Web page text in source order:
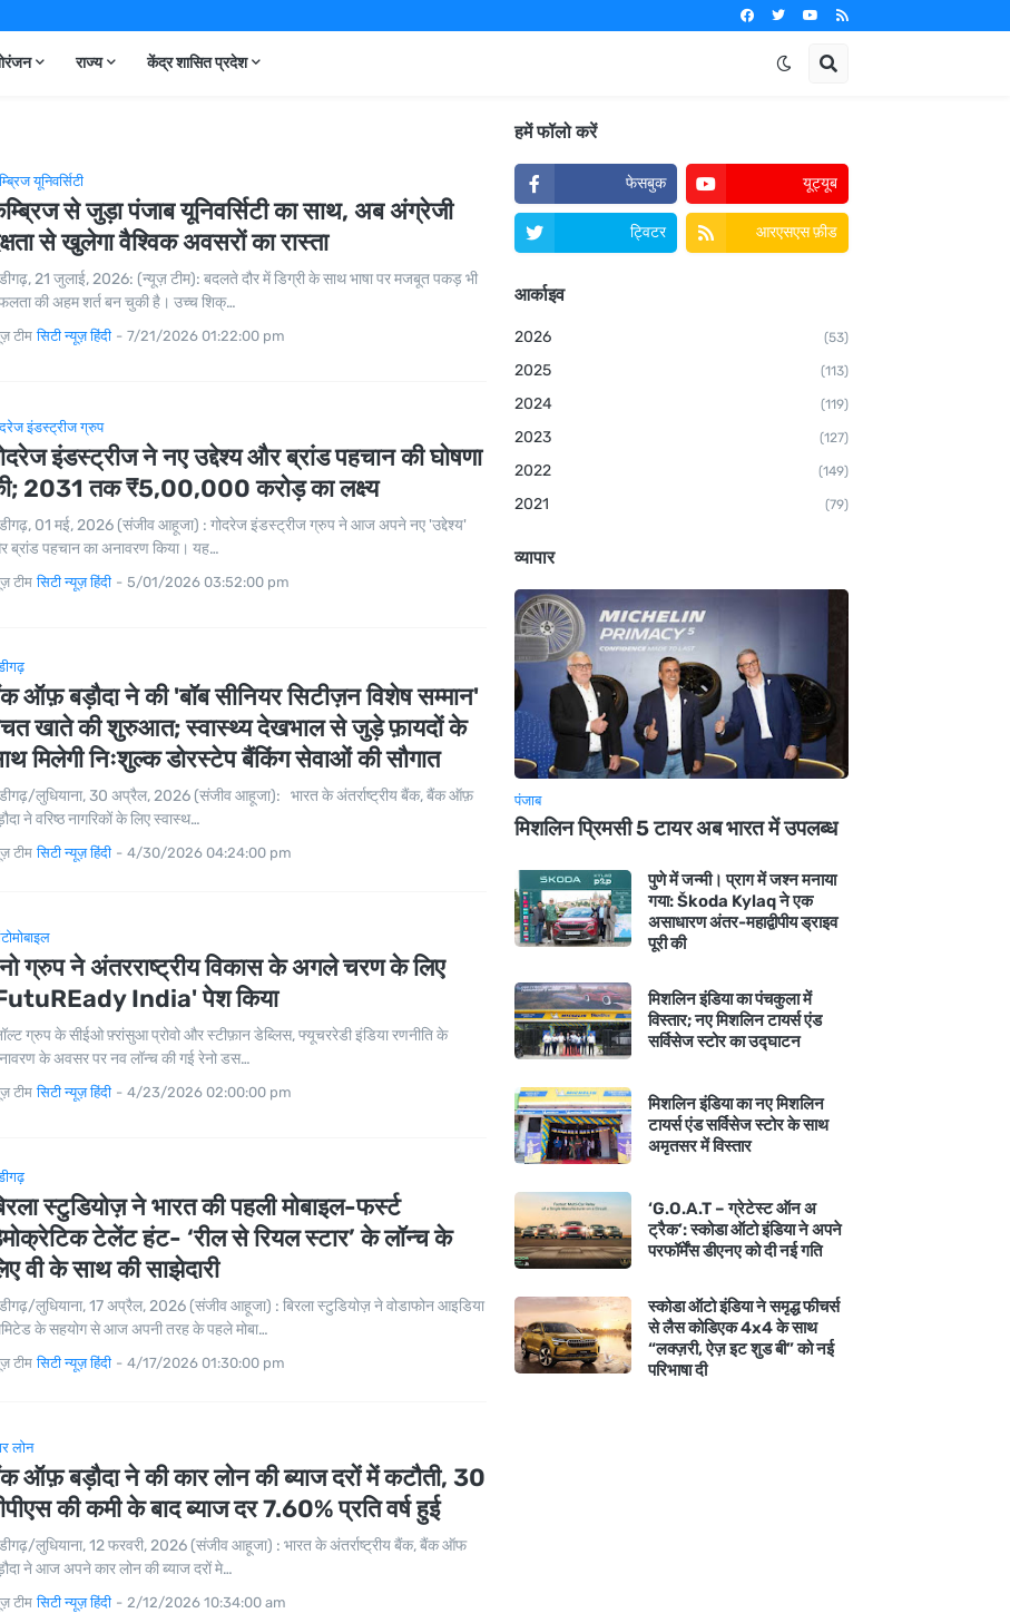
राज्य केंद्र शासित प्रदेश
यूनिवर्सिटी
से जुड़ा पंजाब यूनिवर्सिटी का साथ, अब अंग्रेजी
से खुलेगा वैश्विक अवसरों का रास्ता
21 जुलाई, 2026: (न्यूज़ टीम): बदलते दौर में डिग्री के साथ भाषा पर मजबूत पकड़ भी
की अहम शर्त बन चुकी है। उच्च शिक्…
टीम सिटी न्यूज़ हिंदी - 7/21/2026 01:22:00 pm
इंडस्ट्रीज ग्रुप
इंडस्ट्रीज ने नए उद्देश्य और ब्रांड पहचान की घोषणा
2031 तक ₹5,00,000 करोड़ का लक्ष्य
01 मई, 2026 (संजीव आहूजा) : गोदरेज इंडस्ट्रीज ग्रुप ने आज अपने नए 'उद्देश्य'
ब्रांड पहचान का अनावरण किया। यह…
टीम सिटी न्यूज़ हिंदी - 5/01/2026 03:52:00 pm
ऑफ़ बड़ौदा ने की 'बॉब सीनियर सिटीज़न विशेष सम्मान'
खाते की शुरुआत; स्वास्थ्य देखभाल से जुड़े फ़ायदों के
मिलेगी निःशुल्क डोरस्टेप बैंकिंग सेवाओं की सौगात
लुधियाना, 30 अप्रैल, 2026 (संजीव आहूजा): भारत के अंतर्राष्ट्रीय बैंक, बैंक ऑफ़
ने वरिष्ठ नागरिकों के लिए स्वास्थ…
टीम सिटी न्यूज़ हिंदी - 4/30/2026 04:24:00 pm
ग्रुप ने अंतरराष्ट्रीय विकास के अगले चरण के लिए
India' पेश किया
ग्रुप के सीईओ फ़्रांसुआ प्रोवो और स्टीफ़ान डेब्लिस, फ्यूचररेडी इंडिया रणनीति के
के अवसर पर नव लॉन्च की गई रेनो डस…
टीम सिटी न्यूज़ हिंदी - 4/23/2026 02:00:00 pm
स्टुडियोज़ ने भारत की पहली मोबाइल-फर्स्ट
टेलेंट हंट- ‘रील से रियल स्टार’ के लॉन्च के
वी के साथ की साझेदारी
लुधियाना, 17 अप्रैल, 2026 (संजीव आहूजा) : बिरला स्टुडियोज़ ने वोडाफोन आइडिया
के सहयोग से आज अपनी तरह के पहले मोबा…
टीम सिटी न्यूज़ हिंदी - 4/17/2026 01:30:00 pm
लोन
ऑफ़ बड़ौदा ने की कार लोन की ब्याज दरों में कटौती, 30
की कमी के बाद ब्याज दर 7.60% प्रति वर्ष हुई
लुधियाना, 12 फरवरी, 2026 (संजीव आहूजा) : भारत के अंतर्राष्ट्रीय बैंक, बैंक ऑफ
ने आज अपने कार लोन की ब्याज दरों मे…
टीम सिटी न्यूज़ हिंदी - 2/12/2026 10:34:00 am
हमें फॉलो करें
फेसबुक यूट्यूब
ट्विटर आरएसएस फ़ीड
आर्काइव
2026 (53)
2025 (113)
2024 (119)
2023 (127)
2022 (149)
2021 (79)
व्यापार
पंजाब
मिशलिन प्रिमसी 5 टायर अब भारत में उपलब्ध
पुणे में जन्मी। प्राग में जश्न मनाया
गया: Škoda Kylaq ने एक
असाधारण अंतर-महाद्वीपीय ड्राइव
पूरी की
मिशलिन इंडिया का पंचकुला में
विस्तार; नए मिशलिन टायर्स एंड
सर्विसेज स्टोर का उद्घाटन
मिशलिन इंडिया का नए मिशलिन
टायर्स एंड सर्विसेज स्टोर के साथ
अमृतसर में विस्तार
‘G.O.A.T – ग्रेटेस्ट ऑन अ
ट्रैक’: स्कोडा ऑटो इंडिया ने अपने
परफॉर्मेंस डीएनए को दी नई गति
स्कोडा ऑटो इंडिया ने समृद्ध फीचर्स
से लैस कोडिएक 4x4 के साथ
“लक्ज़री, ऐज़ इट शुड बी” को नई
परिभाषा दी